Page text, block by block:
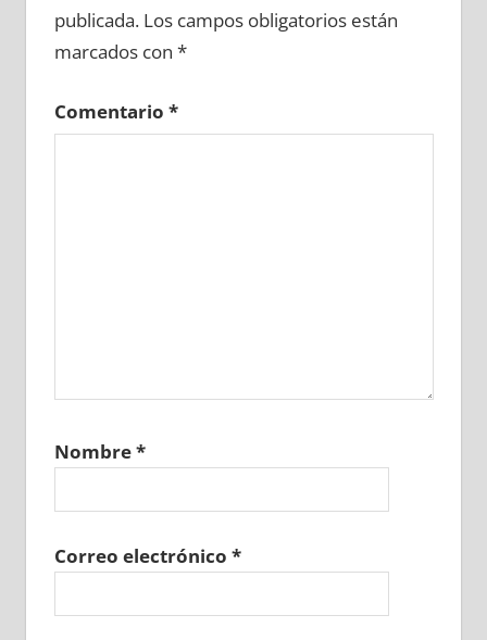
publicada. Los campos obligatorios están
marcados con *
Comentario *
Nombre*
Correo electrónico *